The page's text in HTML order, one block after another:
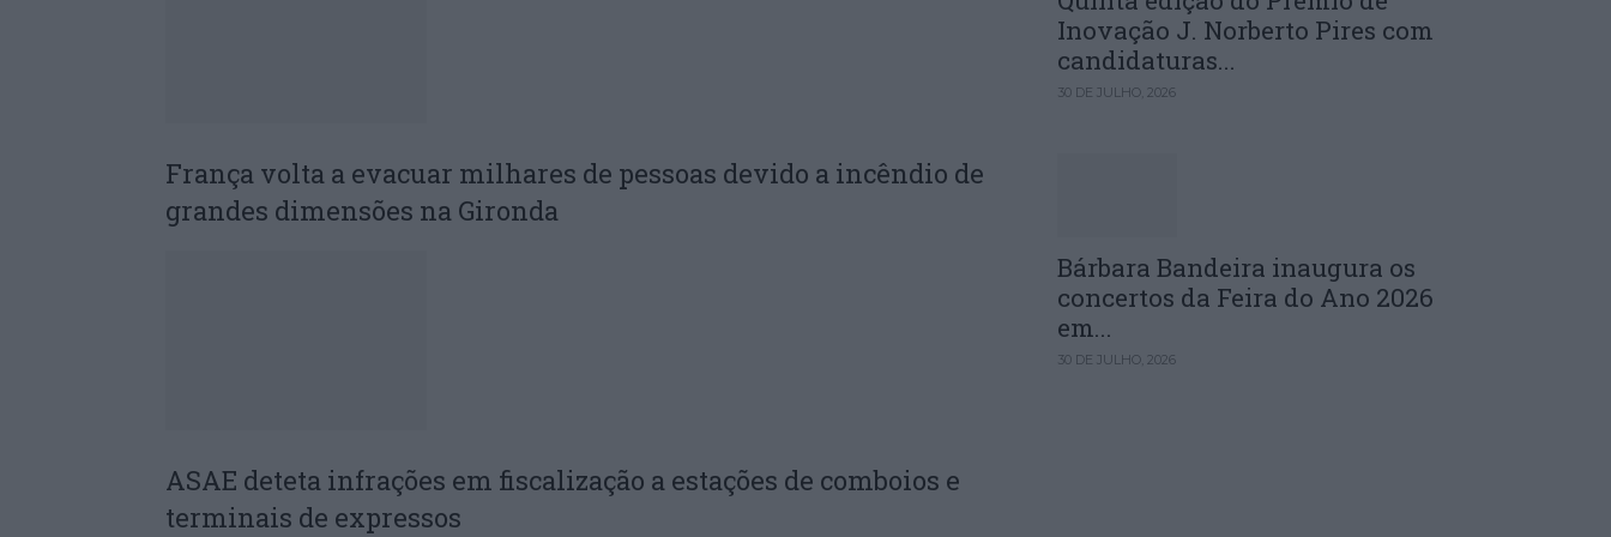
França volta a evacuar milhares de pessoas devido a incêndio de
grandes dimensões na Gironda
ASAE deteta infrações em fiscalização a estações de comboios e
terminais de expressos
Inovação J. Norberto Pires com
candidaturas...
30 DE JULHO, 2026
Bárbara Bandeira inaugura os
concertos da Feira do Ano 2026
em...
30 DE JULHO, 2026